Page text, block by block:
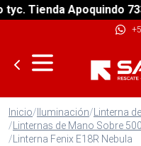
Tienda Apoquindo
Inicio/Iluminación/Linterna
/Linternas de Mano Sobre
/Linterna Fenix E18R Nebula